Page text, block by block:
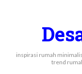
inspirasi rumah
trend